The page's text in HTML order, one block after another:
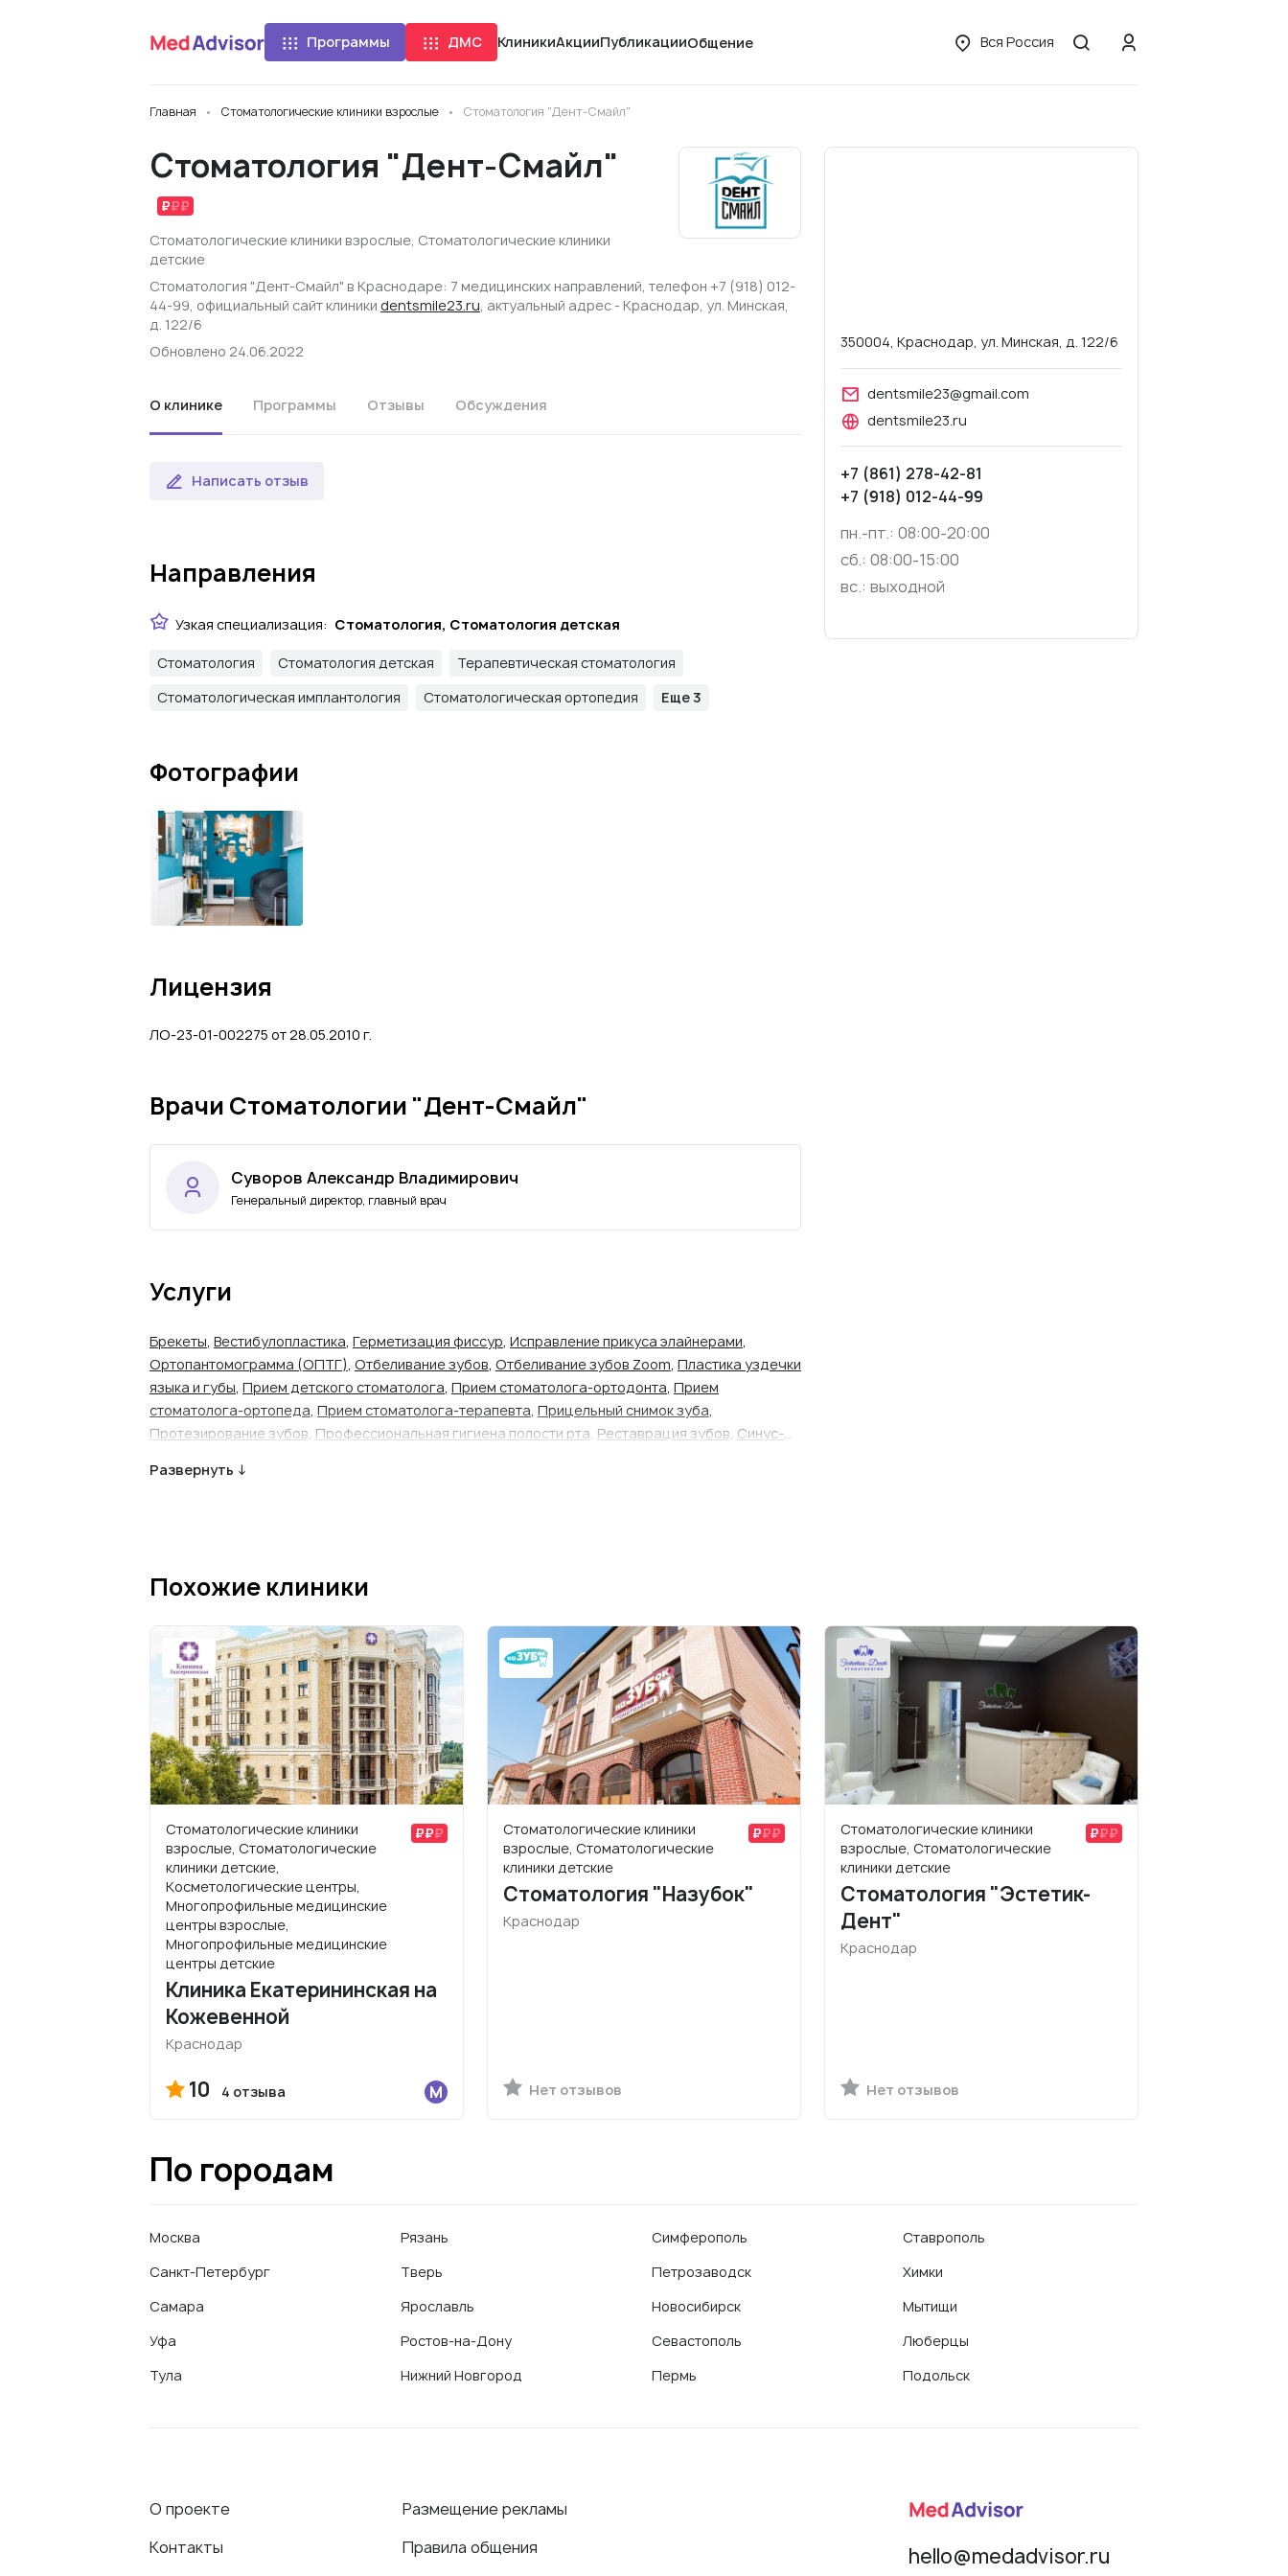
Программы ДМС КлиникиАкцииПубликацииОбщение Вся Россия
Главная Стоматологические клиники взрослые Стоматология "Дент-Смайл"
Стоматология "Дент-Смайл"
Стоматологические клиники взрослые, Стоматологические клиники
детские
Стоматология "Дент-Смайл" в Краснодаре: 7 медицинских направлений, телефон +7 (918) 012-
44-99, официальный сайт клиники dentsmile23.ru, актуальный адрес - Краснодар, ул. Минская,
д. 122/6
Обновлено 24.06.2022
О клинике Программы Отзывы Обсуждения
Написать отзыв
Направления
Узкая специализация: Стоматология, Стоматология детская
Стоматология Стоматология детская
Терапевтическая стоматология
Стоматологическая имплантология
Стоматологическая ортопедия Еще 3
Фотографии
Лицензия
ЛО-23-01-002275 от 28.05.2010 г.
Врачи Стоматологии "Дент-Смайл"
Суворов Александр Владимирович
Генеральный директор, главный врач
Услуги
Брекеты, Вестибулопластика, Герметизация фиссур, Исправление прикуса элайнерами,
Ортопантомограмма (ОПТГ), Отбеливание зубов, Отбеливание зубов Zoom, Пластика уздечки
языка и губы, Прием детского стоматолога, Прием стоматолога-ортодонта, Прием
стоматолога-ортопеда, Прием стоматолога-терапевта, Прицельный снимок зуба,
Протезирование зубов, Профессиональная гигиена полости рта, Реставрация зубов, Синус-
Фторирование зубов
Развернуть ↓
350004, Краснодар, ул. Минская, д. 122/6
dentsmile23@gmail.com
dentsmile23.ru
+7 (861) 278-42-81
+7 (918) 012-44-99
пн.-пт.: 08:00-20:00
сб.: 08:00-15:00
вс.: выходной
Похожие клиники
Стоматологические клиники
взрослые, Стоматологические
клиники детские,
Косметологические центры,
Многопрофильные медицинские
центры взрослые,
Многопрофильные медицинские
центры детские
Клиника Екатерининская на
Кожевенной
Краснодар
10 4 отзыва
Стоматологические клиники
взрослые, Стоматологические
клиники детские
Стоматология "Назубок"
Краснодар
Нет отзывов
Стоматологические клиники
взрослые, Стоматологические
клиники детские
Стоматология "Эстетик-
Дент"
Краснодар
Нет отзывов
По городам
Москва
Санкт-Петербург
Самара
Уфа
Тула
Рязань
Тверь
Ярославль
Ростов-на-Дону
Нижний Новгород
Симферополь
Петрозаводск
Новосибирск
Севастополь
Пермь
Ставрополь
Химки
Мытищи
Люберцы
Подольск
О проекте
Контакты
Размещение рекламы
Правила общения
hello@medadvisor.ru